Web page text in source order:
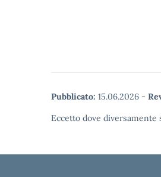
Pubblicato: 15.06.2026 -
Eccetto dove